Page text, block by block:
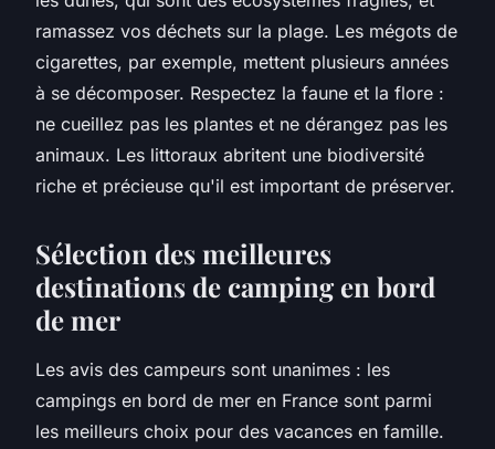
ramassez vos déchets sur la plage. Les mégots de
cigarettes, par exemple, mettent plusieurs années
à se décomposer. Respectez la faune et la flore :
ne cueillez pas les plantes et ne dérangez pas les
animaux. Les littoraux abritent une biodiversité
riche et précieuse qu'il est important de préserver.
Sélection des meilleures
destinations de camping en bord
de mer
Les avis des campeurs sont unanimes : les
campings en bord de mer en France sont parmi
les meilleurs choix pour des vacances en famille.